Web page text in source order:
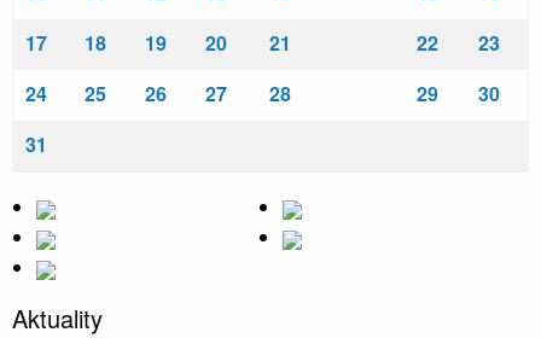
17
18 19 20 21 22
23
24
25 26 27 28 29
30
31
Aktuality